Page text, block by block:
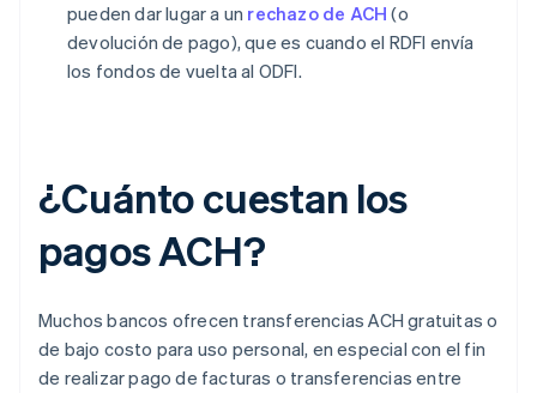
pueden dar lugar a un rechazo de ACH (o
devolución de pago), que es cuando el RDFI envía
los fondos de vuelta al ODFI.
¿Cuánto cuestan los
pagos ACH?
Muchos bancos ofrecen transferencias ACH gratuitas o
de bajo costo para uso personal, en especial con el fin
de realizar pago de facturas o transferencias entre